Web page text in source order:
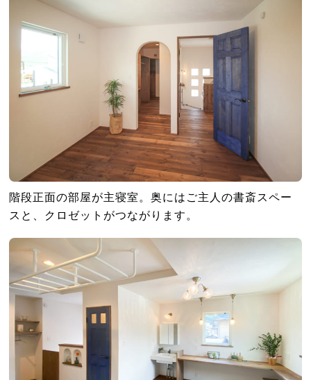
階段正面の部屋が主寝室。奥にはご主人の書斎スペー
スと、クロゼットがつながります。